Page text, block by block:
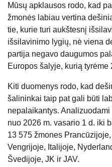
Mūsų apklausos rodo, kad
žmonės labiau vertina
tie, kurie turi aukštesnį
išsilavinimo lygių, nė viena
partija negavo daugumos
Europos šalyje, kurią tyrėme
Kiti duomenys rodo, kad
šalininkai taip pat gali būti
nepalaikantys.
nuo 2026 m. vasario 1 d. iki
13 575 žmones
Vengrijoje, Italijoje,
Švedijoje, JK ir JAV.